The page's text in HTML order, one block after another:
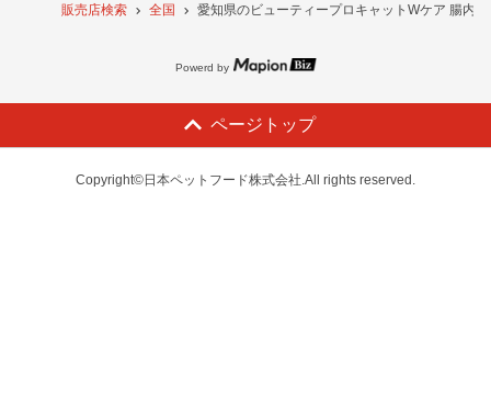
販売店検索 全国 愛知県のビューティープロキャットWケア 腸内
Powerd by
ページトップ
Copyright©日本ペットフード株式会社.All rights reserved.